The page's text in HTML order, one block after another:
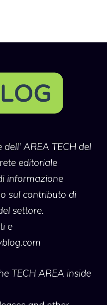
dell' AREA TECH del
editoriale
informazione
sul contributo di
settore.
e
TECH AREA inside